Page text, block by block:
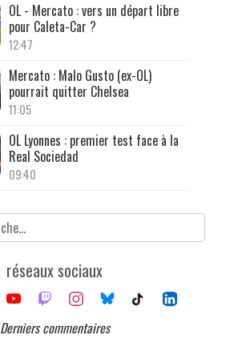
OL - Mercato : vers un départ libre
pour Caleta-Car ?
12:47
Mercato : Malo Gusto (ex-OL)
pourrait quitter Chelsea
11:05
OL Lyonnes : premier test face à la
Real Sociedad
09:40
réseaux sociaux
Derniers commentaires